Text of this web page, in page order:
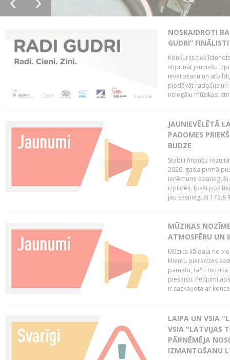
NOSKAIDROTI
GUDRI” FINĀLISTI
Konkurss tiek
stiprināt jauniešu
ievērošanu un
piedāvāt radošus
nelegālu mūzikas
JAUNIEVĒLĒTĀ
PADOMES
BUDZE
Stabili finanšu
2026. gada pirmā
ieņēmumi
izpildes. Īpaši
jau sasnieguši 173,8
MŪZIKAS
ATMOSFĒRU UN
Mūzika kā daļa no
klientu pieredzes
pamatu, taču
piesaisti. Pētījumi
ir saskaņota ar
LAIPA UN VSIA
VSIA "LATVIJAS
PĀRŅĒMĒJA
IZMANTOŠANU